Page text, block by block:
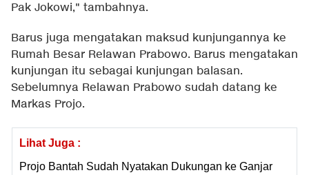
Pak Jokowi," tambahnya.
Barus juga mengatakan maksud kunjungannya ke
Rumah Besar Relawan Prabowo. Barus mengatakan
kunjungan itu sebagai kunjungan balasan.
Sebelumnya Relawan Prabowo sudah datang ke
Markas Projo.
Lihat Juga :
Projo Bantah Sudah Nyatakan Dukungan ke Ganjar